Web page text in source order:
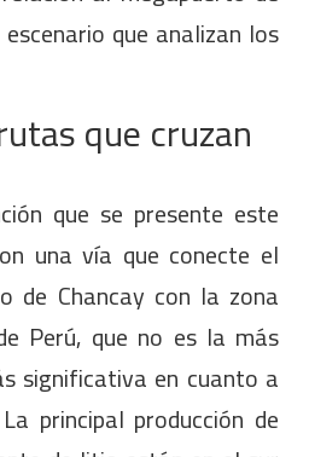
que analizan los
que cruzan
que se presente este
una vía que conecte el
de Chancay con la zona
Perú, que no es la más
significativa en cuanto a
principal producción de